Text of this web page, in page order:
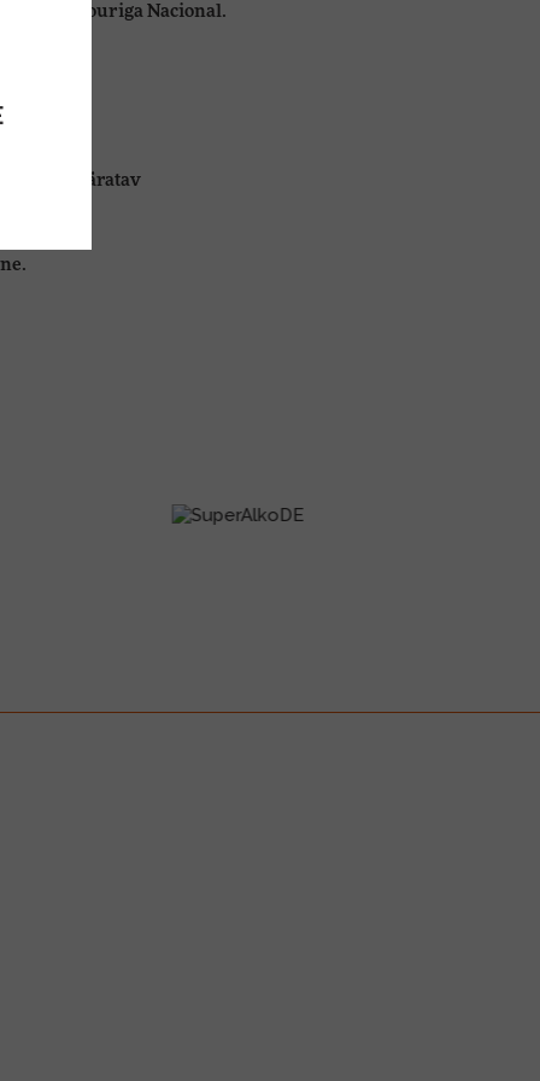
ja Touriga Nacional.
isuäratav